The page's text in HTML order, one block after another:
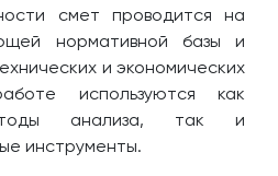
смет проводится на
нормативной базы и
и экономических
используются как
анализа, так и
инструменты.